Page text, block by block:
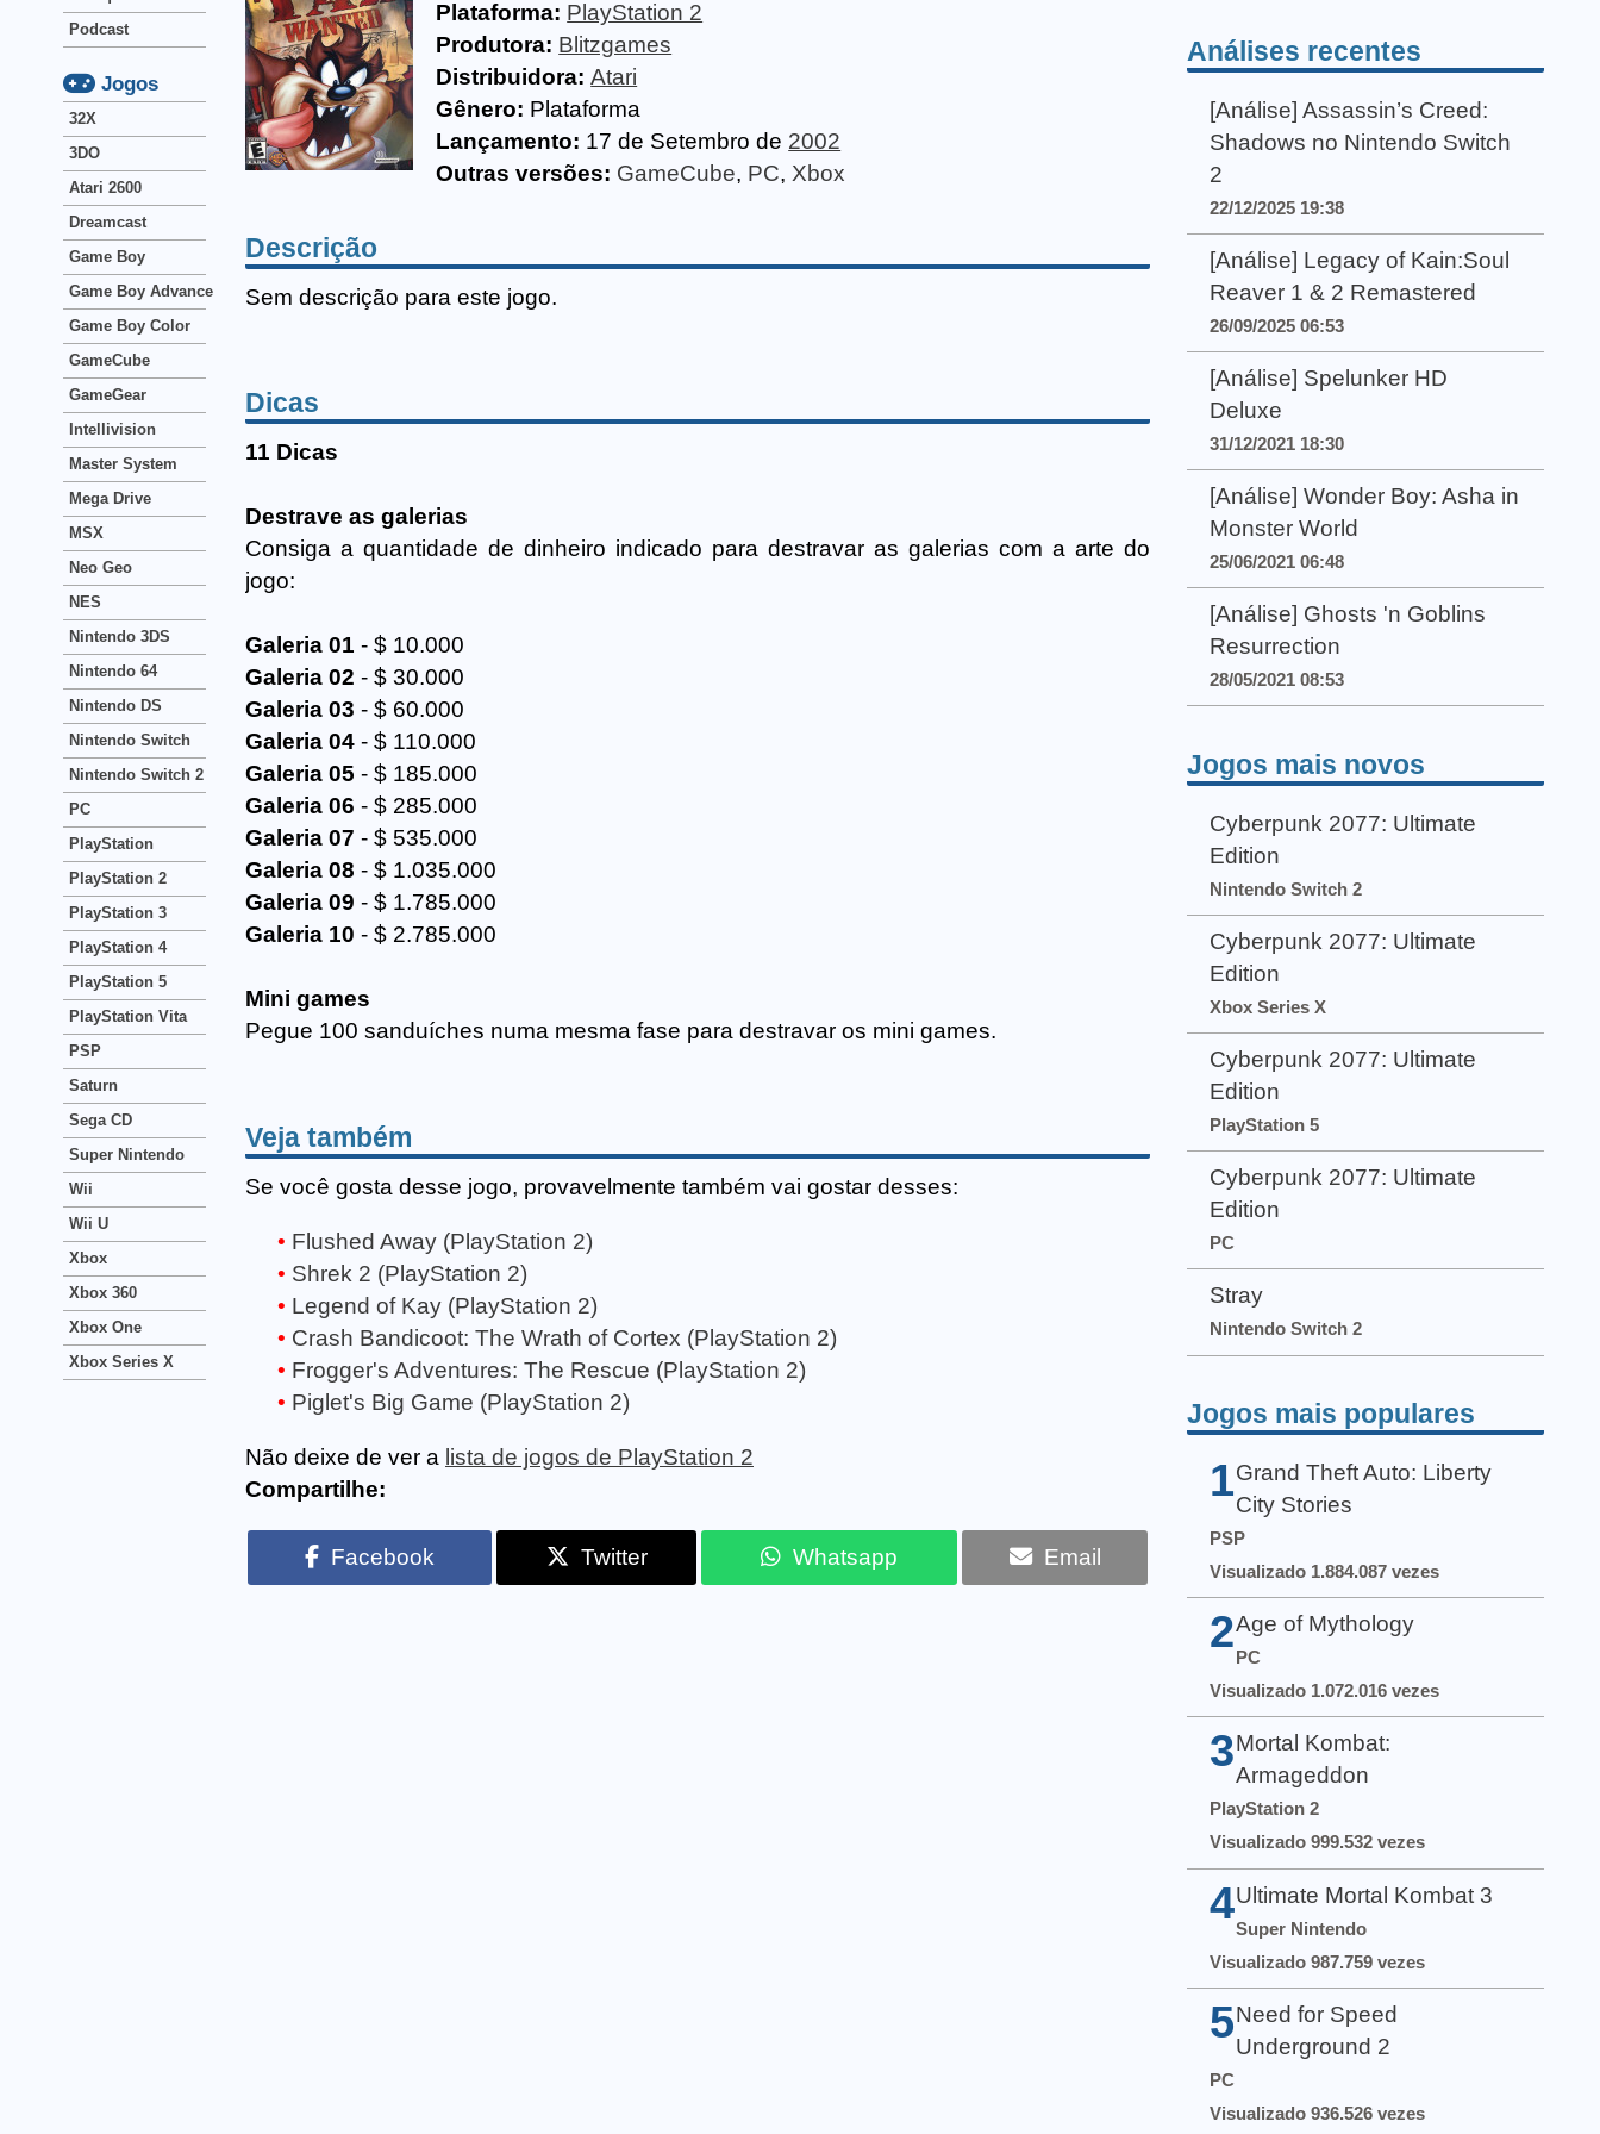
Plataforma: PlayStation 2
Produtora: Blitzgames
Distribuidora: Atari
Gênero: Plataforma
Lançamento: 17 de Setembro de 2002
Outras versões: GameCube, PC, Xbox
Descrição
Sem descrição para este jogo.
Dicas
11 Dicas
Destrave as galerias
Consiga a quantidade de dinheiro indicado para destravar as galerias com a arte do
jogo:
Galeria 01 - $ 10.000
Galeria 02 - $ 30.000
Galeria 03 - $ 60.000
Galeria 04 - $ 110.000
Galeria 05 - $ 185.000
Galeria 06 - $ 285.000
Galeria 07 - $ 535.000
Galeria 08 - $ 1.035.000
Galeria 09 - $ 1.785.000
Galeria 10 - $ 2.785.000
Mini games
Pegue 100 sanduíches numa mesma fase para destravar os mini games.
Veja também
Se você gosta desse jogo, provavelmente também vai gostar desses:
Flushed Away (PlayStation 2)
Shrek 2 (PlayStation 2)
Legend of Kay (PlayStation 2)
Crash Bandicoot: The Wrath of Cortex (PlayStation 2)
Frogger's Adventures: The Rescue (PlayStation 2)
Piglet's Big Game (PlayStation 2)
Não deixe de ver a lista de jogos de PlayStation 2
Compartilhe:
Facebook Twitter Whatsapp Email
Podcast
Jogos
32X
3DO
Atari 2600
Dreamcast
Game Boy
Game Boy Advance
Game Boy Color
GameCube
GameGear
Intellivision
Master System
Mega Drive
MSX
Neo Geo
NES
Nintendo 3DS
Nintendo 64
Nintendo DS
Nintendo Switch
Nintendo Switch 2
PC
PlayStation
PlayStation 2
PlayStation 3
PlayStation 4
PlayStation 5
PlayStation Vita
PSP
Saturn
Sega CD
Super Nintendo
Wii
Wii U
Xbox
Xbox 360
Xbox One
Xbox Series X
Análises recentes
[Análise] Assassin’s Creed:
Shadows no Nintendo Switch
2
22/12/2025 19:38
[Análise] Legacy of Kain:Soul
Reaver 1 & 2 Remastered
26/09/2025 06:53
[Análise] Spelunker HD
Deluxe
31/12/2021 18:30
[Análise] Wonder Boy: Asha in
Monster World
25/06/2021 06:48
[Análise] Ghosts 'n Goblins
Resurrection
28/05/2021 08:53
Jogos mais novos
Cyberpunk 2077: Ultimate
Edition
Nintendo Switch 2
Cyberpunk 2077: Ultimate
Edition
Xbox Series X
Cyberpunk 2077: Ultimate
Edition
PlayStation 5
Cyberpunk 2077: Ultimate
Edition
PC
Stray
Nintendo Switch 2
Jogos mais populares
1 Grand Theft Auto: Liberty
City Stories
PSP
Visualizado 1.884.087 vezes
2Age of Mythology
PC
Visualizado 1.072.016 vezes
3 Mortal Kombat:
Armageddon
PlayStation 2
Visualizado 999.532 vezes
4 Ultimate Mortal Kombat 3
Super Nintendo
Visualizado 987.759 vezes
5 Need for Speed
Underground 2
PC
Visualizado 936.526 vezes